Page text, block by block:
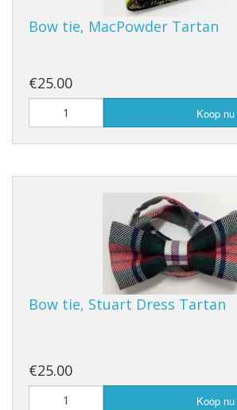
Bow tie, MacPowder Tartan
€25.00
Koop nu
Bow tie, Stuart Dress Tartan
€25.00
Koop nu